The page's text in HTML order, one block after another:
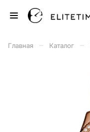
Главная Каталог